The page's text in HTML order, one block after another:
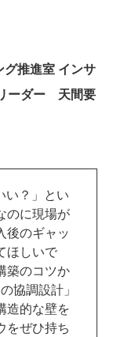
推進室 インサ
ーダー 天間要
い？」とい
のに現場が
後のギャッ
ほしいで
築のコツか
協調設計」
造的な壁を
をぜひ持ち